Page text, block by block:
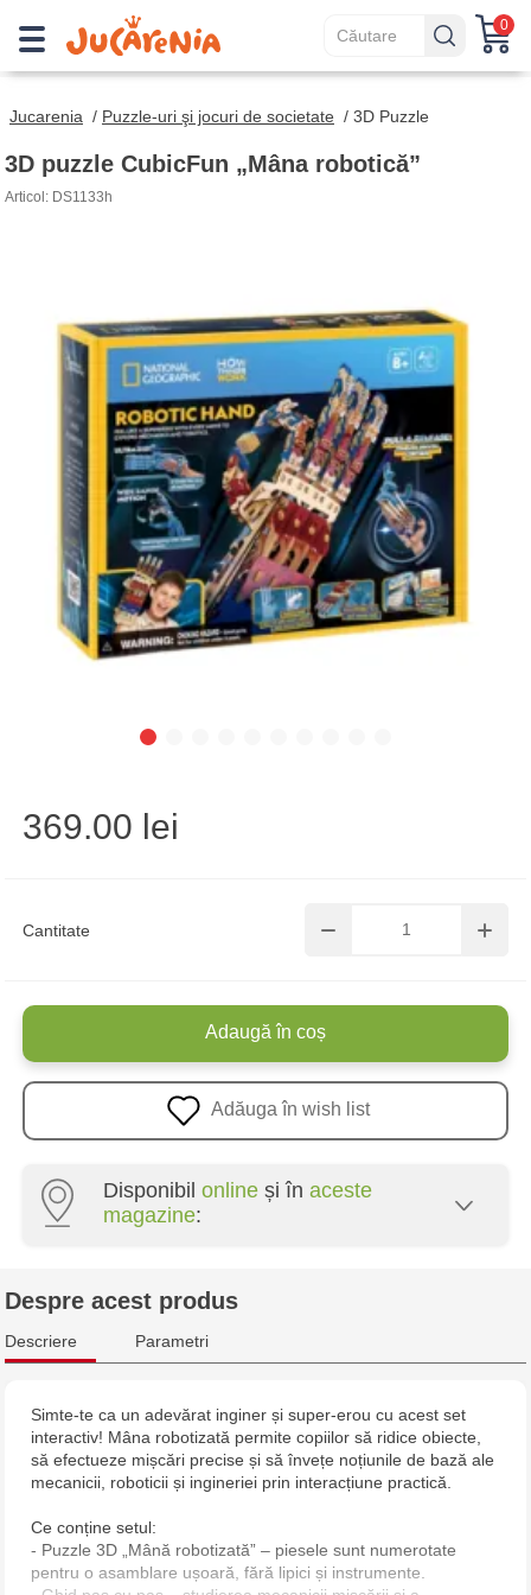
0
Jucarenia / Puzzle-uri şi jocuri de societate / 3D Puzzle
3D puzzle CubicFun „Mâna robotică”
Articol: DS1133h
Cantitate
369.00 lei
Adaugă în coș
Adăuga în wish list
Disponibil online și în aceste
magazine:
Multistore Centru - bd. Cantemir, 6
Jucărenia Bălți - str. Alexandru Cel Bun, 5
Jucărenia Cahul - str. Ștefan cel Mare, 29А
Multistore Telecentru - str. N. Testemițanu
Despre acest produs
Descriere Parametri
Simte-te ca un adevărat inginer și super-erou cu acest set
interactiv! Mâna robotizată permite copiilor să ridice obiecte,
să efectueze mișcări precise și să învețe noțiunile de bază ale
mecanicii, roboticii și ingineriei prin interacțiune practică.
Ce conține setul:
- Puzzle 3D „Mână robotizată” – piesele sunt numerotate
pentru o asamblare ușoară, fără lipici și instrumente.